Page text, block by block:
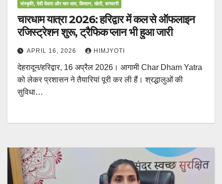
संस्कृति, देवी देवता और चार धाम, किसान, खेती, बागवानी
चारधाम यात्रा 2026: हरिद्वार में कल से ऑफलाइन
रजिस्ट्रेशन शुरू, ट्रैफिक प्लान भी हुआ जारी
APRIL 16, 2026 HIMJYOTI
देहरादून/हरिद्वार, 16 अप्रैल 2026। आगामी Char Dham Yatra
को लेकर प्रशासन ने तैयारियां पूरी कर ली हैं। श्रद्धालुओं की
सुविधा…